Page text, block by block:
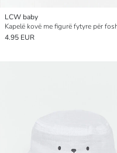
LCW baby
4.95 EUR